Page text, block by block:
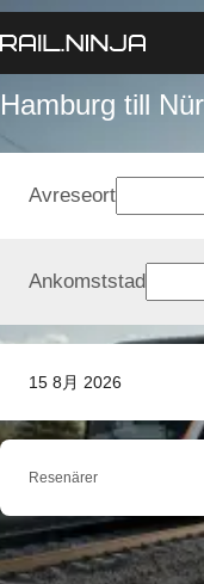
Hamburg till
15 8月 2026
Avreseort
Ankomststad
Resenärer